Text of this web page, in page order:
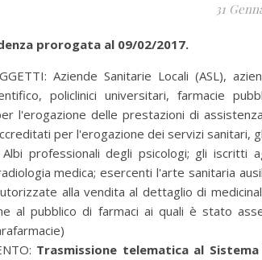
31
prorogata al 09/02/2017.
Aziende Sanitarie Locali (ASL),
policlinici universitari, farmacie
l'erogazione delle prestazioni di
per l'erogazione dei servizi sanitari,
professionali degli psicologi; gli iscritti
medica; esercenti l'arte sanitaria
alla vendita al dettaglio di
al pubblico di farmaci ai quali è stato
Trasmissione telematica al